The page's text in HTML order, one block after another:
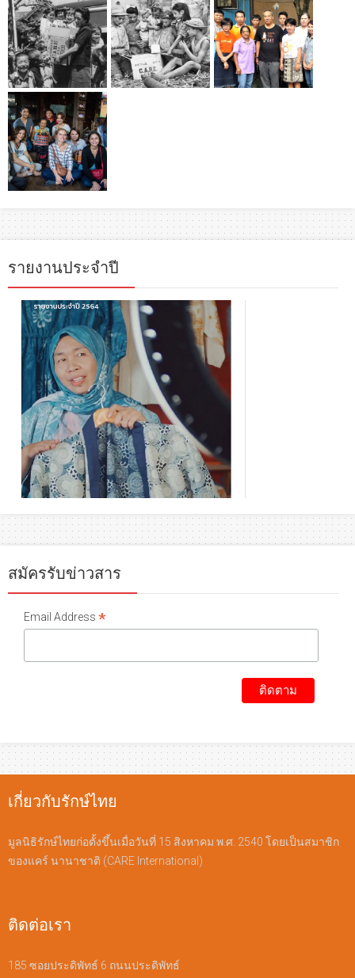
รายงานประจำปี
สมัครรับข่าวสาร
Email Address *
เกี่ยวกับรักษ์ไทย
มูลนิธิรักษ์ไทยก่อตั้งขึ้นเมื่อวันที่ 15 สิงหาคม พ.ศ. 2540 โดยเป็นสมาชิก
ของแคร์ นานาชาติ (CARE International)
ติดต่อเรา
185 ซอยประดิพัทธ์ 6 ถนนประดิพัทธ์